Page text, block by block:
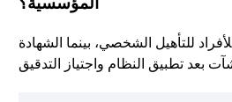
المؤسسية؟
للتأهيل الشخصي، بينما الشهادة